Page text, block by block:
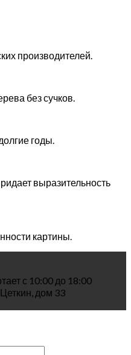
производителей.
без сучков.
годы.
выразительность
картины.
с 10:00 до 18:00
дом 33